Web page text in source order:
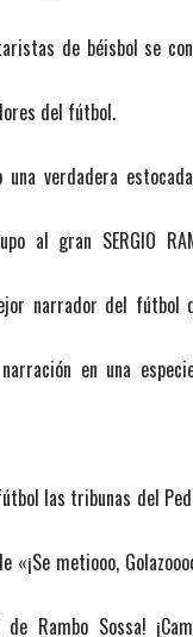
de béisbol se
del fútbol.
verdadera
al gran SERGIO
narrador del fútbol
en una
las tribunas del
metiooo,
de Rambo Sossa!